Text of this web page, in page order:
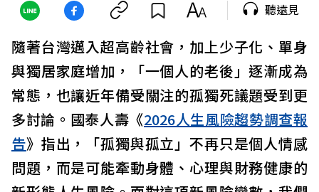
聽遠見
隨著台灣邁入超高齡社會，加上少子化、單身
與獨居家庭增加，「一個人的老後」逐漸成為
常態，也讓近年備受關注的孤獨死議題受到更
多討論。國泰人壽《2026人生風險趨勢調查報
告》指出，「孤獨與孤立」不再只是個人情感
問題，而是可能牽動身體、心理與財務健康的